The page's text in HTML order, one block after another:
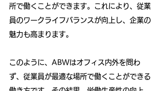
所で働くことができます。これにより、従業
員のワークライフバランスが向上し、企業の
魅力も高まります。
このように、ABWはオフィス内外を問わ
ず、従業員が最適な場所で働くことができる